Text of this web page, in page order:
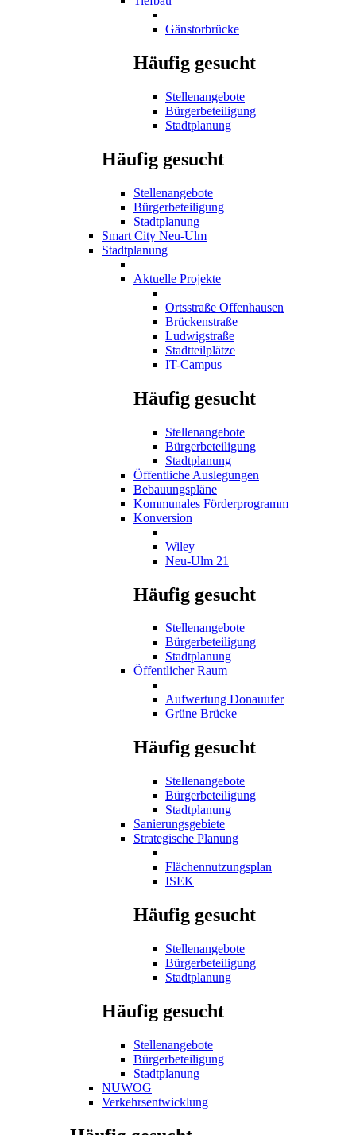
Gänstorbrücke
Häufig gesucht
Stellenangebote
Bürgerbeteiligung
Stadtplanung
Häufig gesucht
Stellenangebote
Bürgerbeteiligung
Stadtplanung
Smart City Neu-Ulm
Stadtplanung
Aktuelle Projekte
Ortsstraße Offenhausen
Brückenstraße
Ludwigstraße
Stadtteilplätze
IT-Campus
Häufig gesucht
Stellenangebote
Bürgerbeteiligung
Stadtplanung
Öffentliche Auslegungen
Bebauungspläne
Kommunales Förderprogramm
Konversion
Wiley
Neu-Ulm 21
Häufig gesucht
Stellenangebote
Bürgerbeteiligung
Stadtplanung
Öffentlicher Raum
Aufwertung Donauufer
Grüne Brücke
Häufig gesucht
Stellenangebote
Bürgerbeteiligung
Stadtplanung
Sanierungsgebiete
Strategische Planung
Flächennutzungsplan
ISEK
Häufig gesucht
Stellenangebote
Bürgerbeteiligung
Stadtplanung
Häufig gesucht
Stellenangebote
Bürgerbeteiligung
Stadtplanung
NUWOG
Verkehrsentwicklung